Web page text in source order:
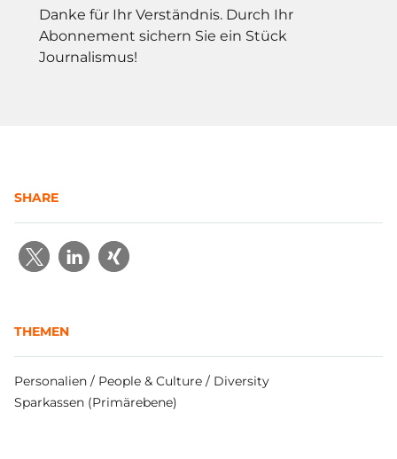
Danke für Ihr Verständnis. Durch Ihr
Abonnement sichern Sie ein Stück
Journalismus!
SHARE
THEMEN
Personalien / People & Culture / Diversity
Sparkassen (Primärebene)